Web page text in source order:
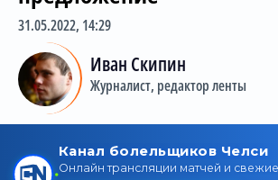
31.05.2022, 14:29
Иван Скипин
Журналист, редактор ленты
История Челси
Статистика
Календарь игр
Поиск по сайту